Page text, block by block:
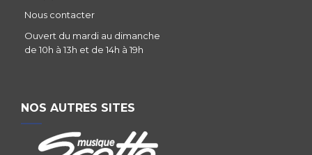
Nous contacter
Ouvert du mardi au dimanche
de 10h à 13h et de 14h à 19h
NOS AUTRES SITES